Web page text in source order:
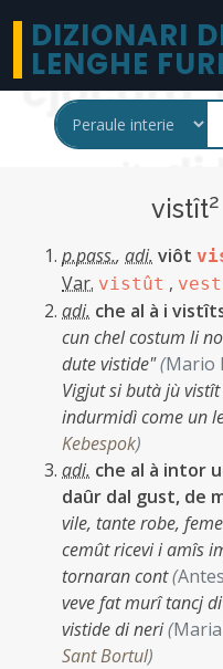
DIZIONARI
LENGHE
vistît2
p.pass., adi. viôt
Var. vistût ,
adi. che al à i
cun chel costum li
dute vistide"(Mario
Vigjut si butà jù
indurmidì come un
Kebespok)
adi. che al à intor
daûr dal gust, de
vile, tante robe,
cemût ricevi i amîs
tornaran cont(
veve fat murî tancj
vistide di neri(
Sant Bortul)